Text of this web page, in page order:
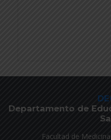
Departamento de
Facultad de